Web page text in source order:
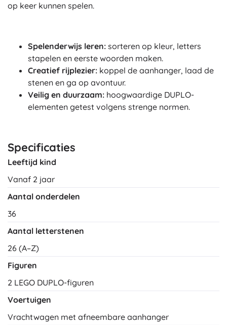
op keer kunnen spelen.
Spelenderwijs leren: sorteren op kleur, letters
stapelen en eerste woorden maken.
Creatief rijplezier: koppel de aanhanger, laad de
stenen en ga op avontuur.
Veilig en duurzaam: hoogwaardige DUPLO-
elementen getest volgens strenge normen.
Specificaties
Leeftijd kind
Vanaf 2 jaar
Aantal onderdelen
36
Aantal letterstenen
26 (A–Z)
Figuren
2 LEGO DUPLO-figuren
Voertuigen
Vrachtwagen met afneembare aanhanger